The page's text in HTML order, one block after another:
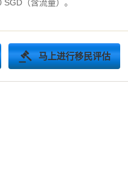
（含流量）。
马上进行移民评估